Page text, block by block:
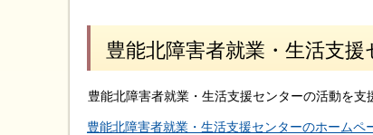
豊能北障害者就業・生活支
豊能北障害者就業・生活支援センターの活動を支
豊能北障害者就業・生活支援センターのホームペ